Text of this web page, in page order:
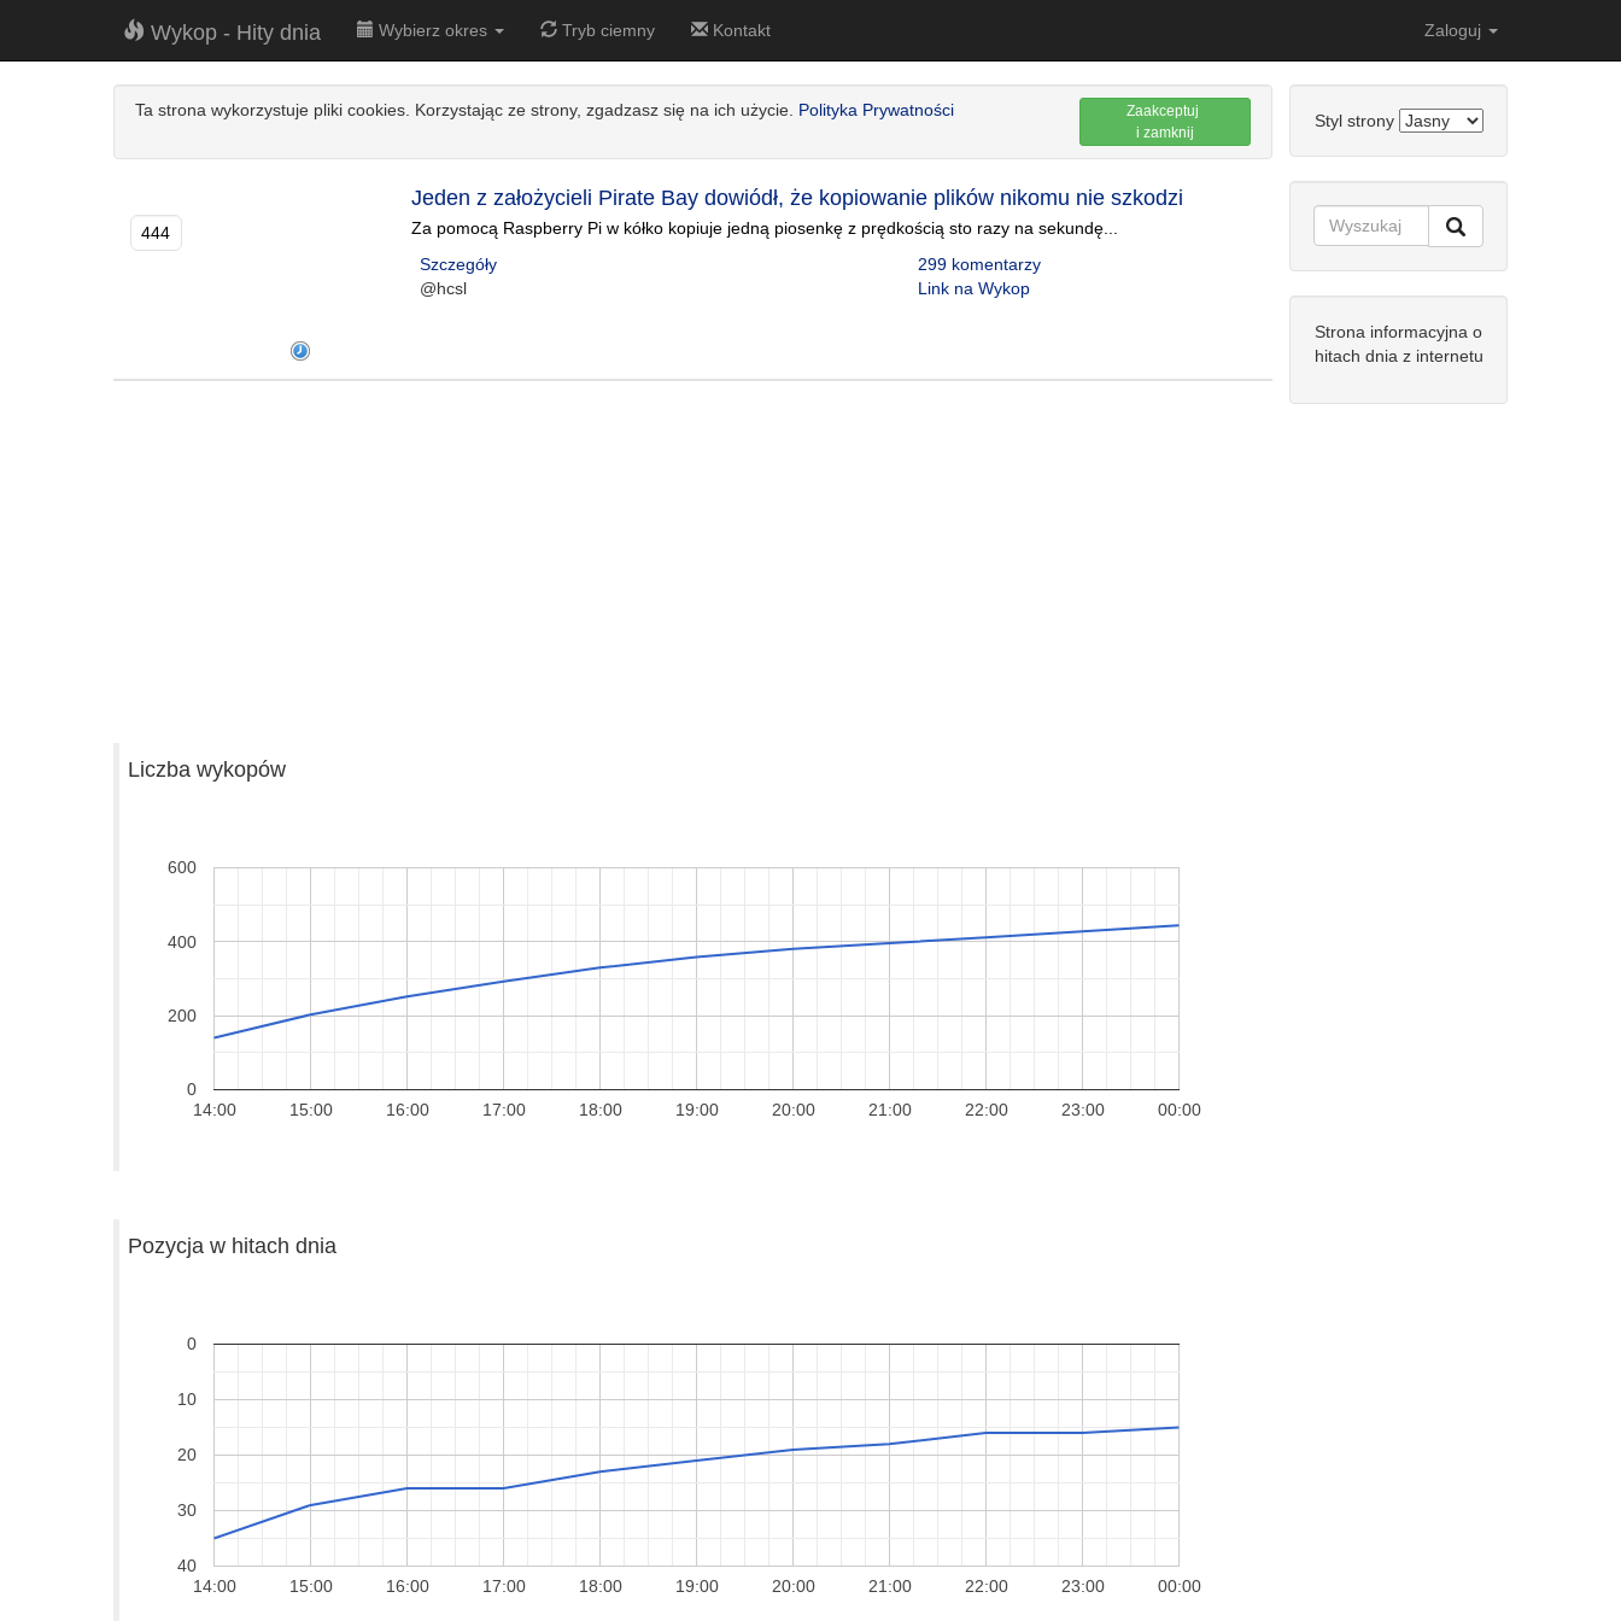
Wykop - Hity dnia Wybierz okres Tryb ciemny Kontakt Zaloguj
Ta strona wykorzystuje pliki cookies. Korzystając ze strony, zgadzasz się na ich użycie. Polityka Prywatności
Zaakceptuj
i zamknij
444
Jeden z założycieli Pirate Bay dowiódł, że kopiowanie plików nikomu nie szkodzi
Za pomocą Raspberry Pi w kółko kopiuje jedną piosenkę z prędkością sto razy na sekundę...
Szczegóły
@hcsl
299 komentarzy
Link na Wykop
Liczba wykopów
14:00 15:00 16:00 17:00 18:00 19:00 20:00 21:00 22:00 23:00 00:00
0
200
400
600
Pozycja w hitach dnia
14:00 15:00 16:00 17:00 18:00 19:00 20:00 21:00 22:00 23:00 00:00
0
10
20
30
40
Styl strony
Strona informacyjna o
hitach dnia z internetu